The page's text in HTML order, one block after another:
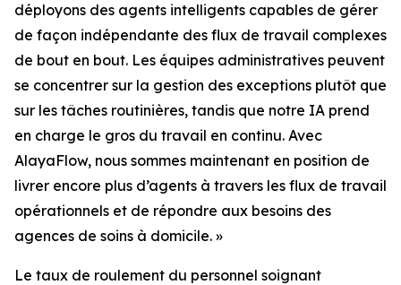
déployons des agents intelligents capables de gérer
de façon indépendante des flux de travail complexes
de bout en bout. Les équipes administratives peuvent
se concentrer sur la gestion des exceptions plutôt que
sur les tâches routinières, tandis que notre IA prend
en charge le gros du travail en continu. Avec
AlayaFlow, nous sommes maintenant en position de
livrer encore plus d’agents à travers les flux de travail
opérationnels et de répondre aux besoins des
agences de soins à domicile. »
Le taux de roulement du personnel soignant